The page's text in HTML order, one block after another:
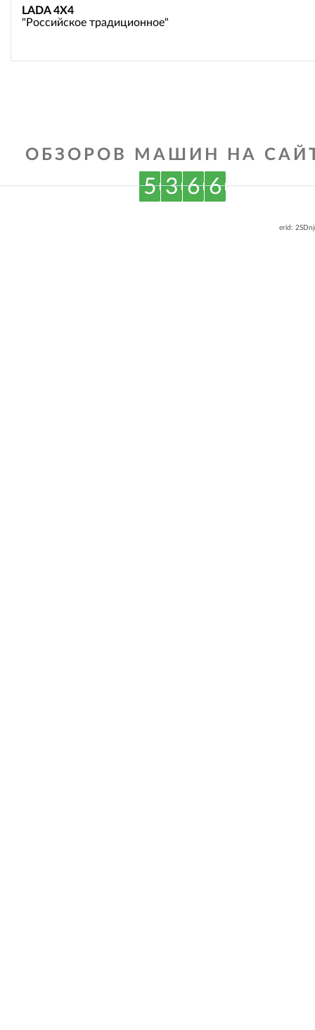
LADA 4X4
"Российское традиционное"
ОБЗОРОВ МАШИН НА
5 3 6 6
erid: